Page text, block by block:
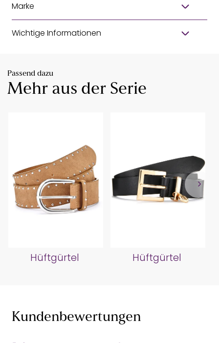
Marke
Wichtige Informationen
Passend dazu
Mehr aus der Serie
Hüftgürtel Hüftgürtel
Kundenbewertungen